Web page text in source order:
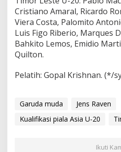
Cristiano Amaral, Ricardo
Viera Costa, Palomito
Luis Figo Riberio, Marques
Bahkito Lemos, Emidio
Quilton.
Pelatih: Gopal Krishnan. (*/
Garuda muda
Jens Raven
Kualifikasi piala Asia U-20
Ikuti